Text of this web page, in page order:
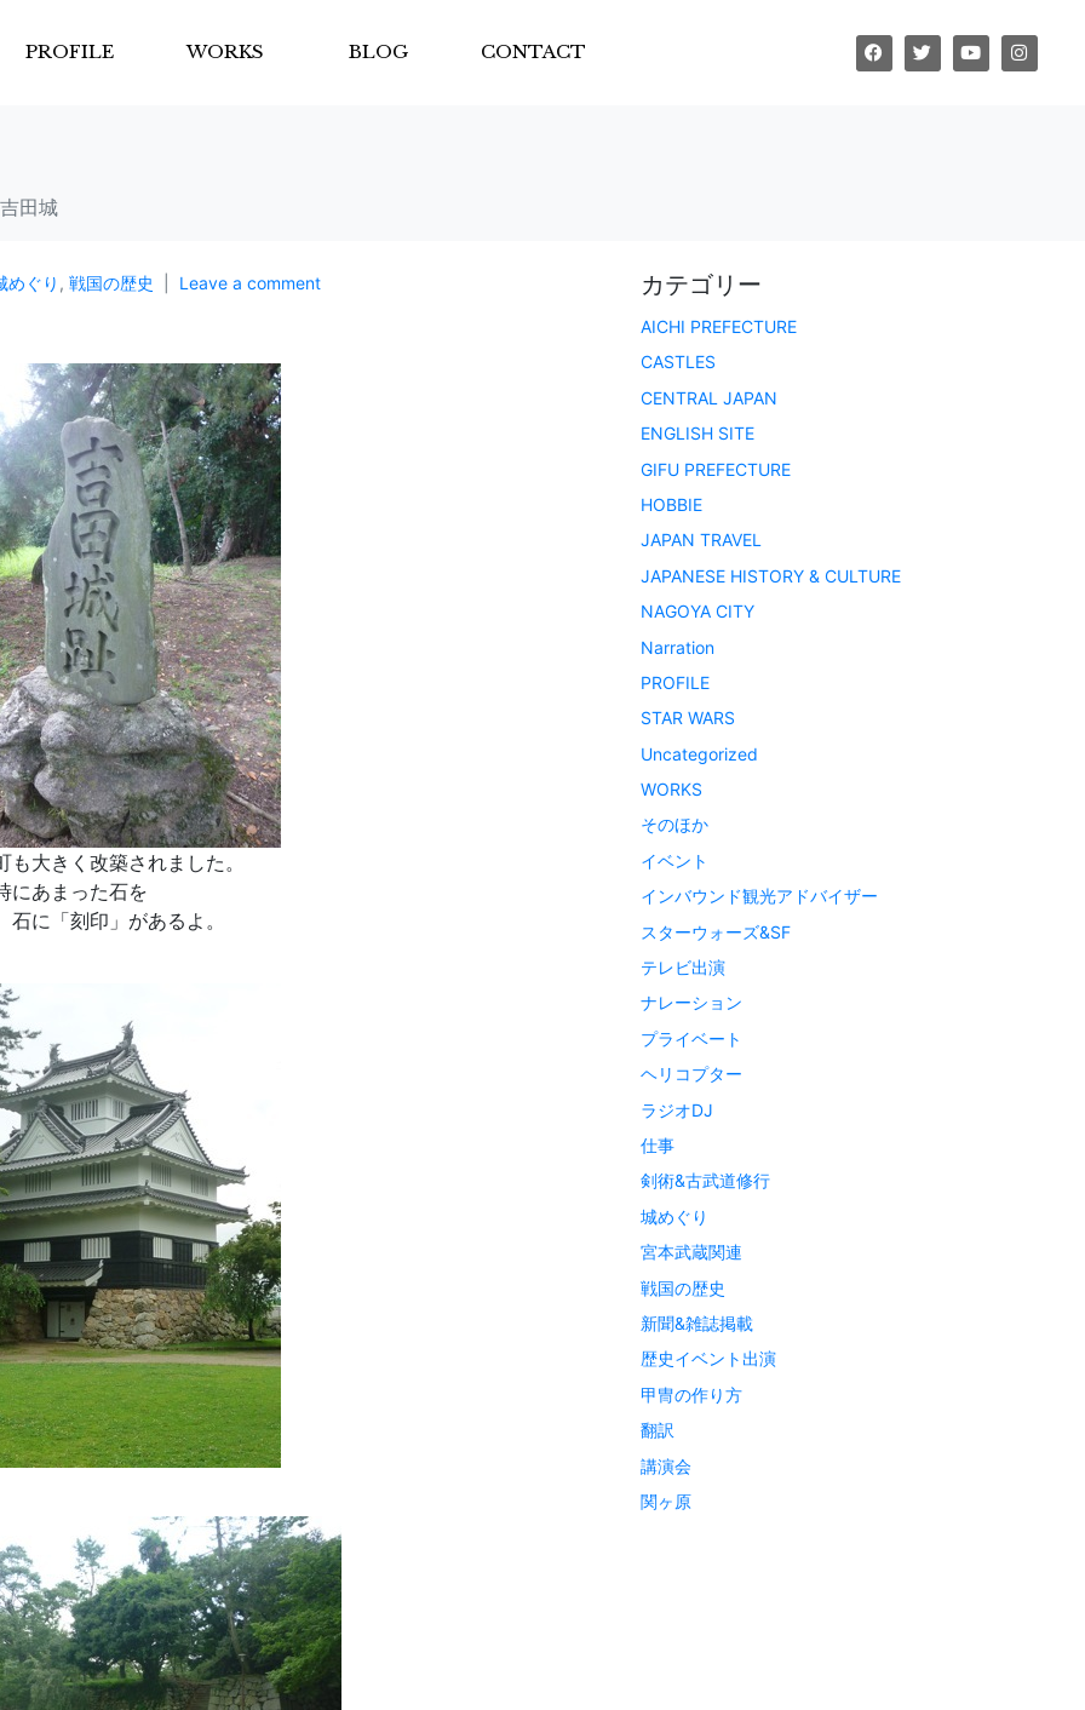
PROFILE WORKS BLOG CONTACT
田城
めぐり , 戦国の歴史 Leave a comment
大きく改築されました。
にあまった石を
に「刻印」があるよ。
カテゴリー
AICHI PREFECTURE
CASTLES
CENTRAL JAPAN
ENGLISH SITE
GIFU PREFECTURE
HOBBIE
JAPAN TRAVEL
JAPANESE HISTORY & CULTURE
NAGOYA CITY
Narration
PROFILE
STAR WARS
Uncategorized
WORKS
そのほか
イベント
インバウンド観光アドバイザー
スターウォーズ&SF
テレビ出演
ナレーション
プライベート
ヘリコプター
ラジオDJ
仕事
剣術&古武道修行
城めぐり
宮本武蔵関連
戦国の歴史
新聞&雑誌掲載
歴史イベント出演
甲冑の作り方
翻訳
講演会
関ヶ原